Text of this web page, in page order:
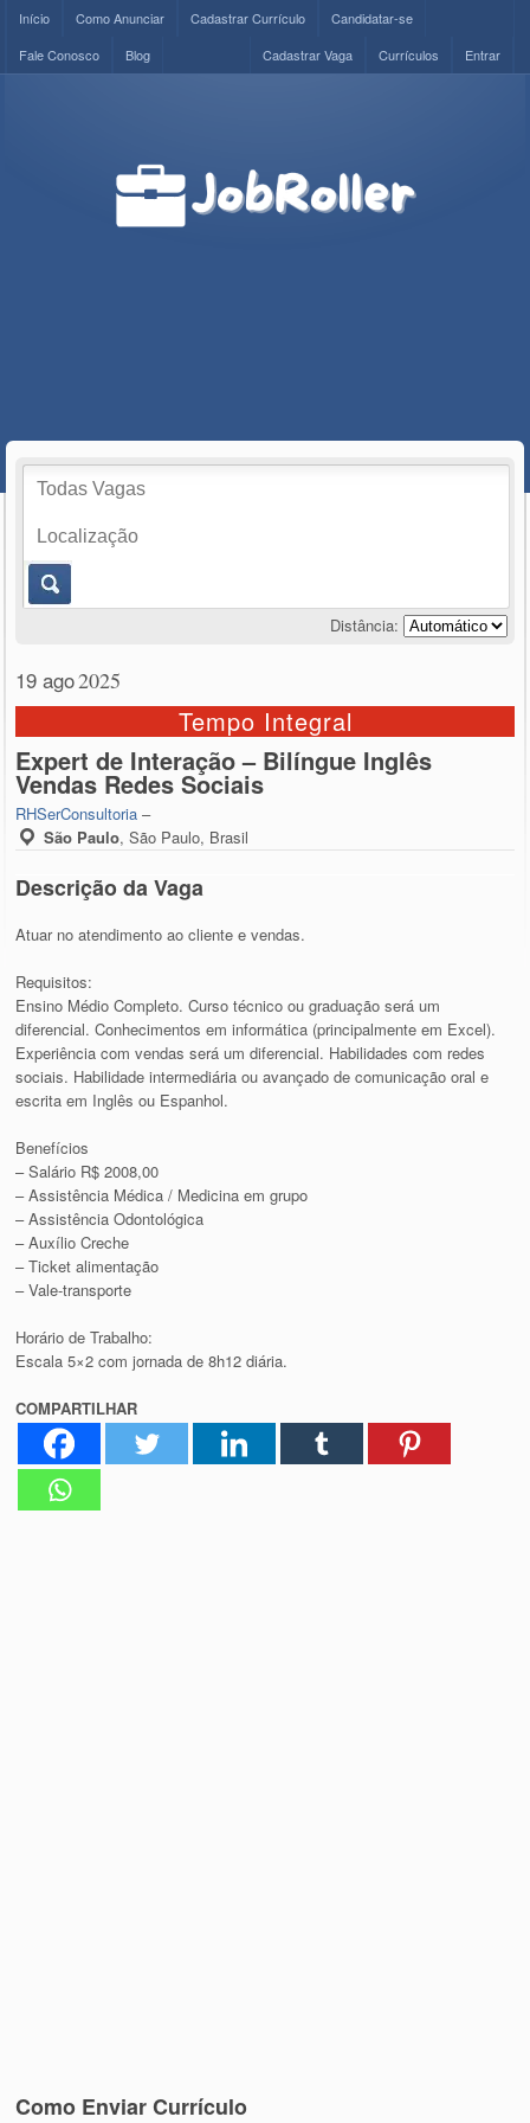
Início Como Anunciar Cadastrar Currículo
Candidatar-se
Fale Conosco
Blog Entrar
Currículos
Cadastrar Vaga
Distância:
19 ago2025
Tempo Integral
Expert de Interação – Bilíngue Inglês
Vendas Redes Sociais
RHSerConsultoria –
São Paulo,São Paulo, Brasil
Descrição da Vaga
Atuar no atendimento ao cliente e vendas.
Requisitos:
Ensino Médio Completo. Curso técnico ou graduação será um
diferencial. Conhecimentos em informática (principalmente em Excel).
Experiência com vendas será um diferencial. Habilidades com redes
sociais. Habilidade intermediária ou avançado de comunicação oral e
escrita em Inglês ou Espanhol.
Benefícios
– Salário R$ 2008,00
– Assistência Médica / Medicina em grupo
– Assistência Odontológica
– Auxílio Creche
– Ticket alimentação
– Vale-transporte
Horário de Trabalho:
Escala 5×2 com jornada de 8h12 diária.
COMPARTILHAR
Como Enviar Currículo